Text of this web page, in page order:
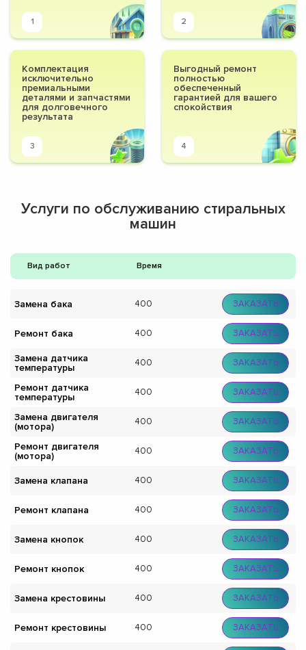
1 2
Комплектация
исключительно
премиальными
деталями и запчастями
для долговечного
результата
3
Выгодный ремонт
полностью
обеспеченный
гарантией для вашего
спокойствия
4
Услуги по обслуживанию стиральных
машин
Вид работ Время
Замена бака 400 ЗАКАЗАТЬ
Ремонт бака 400 ЗАКАЗАТЬ
Замена датчика
температуры
400 ЗАКАЗАТЬ
Ремонт датчика
температуры
400 ЗАКАЗАТЬ
Замена двигателя
(мотора)
400 ЗАКАЗАТЬ
Ремонт двигателя
(мотора)
400 ЗАКАЗАТЬ
Замена клапана 400 ЗАКАЗАТЬ
Ремонт клапана 400 ЗАКАЗАТЬ
Замена кнопок 400 ЗАКАЗАТЬ
Ремонт кнопок 400 ЗАКАЗАТЬ
Замена крестовины 400 ЗАКАЗАТЬ
Ремонт крестовины 400 ЗАКАЗАТЬ